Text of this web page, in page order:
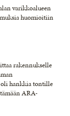
varikkoalueen
huomioitiin
rakennukselle
hankkia tontille
ARA-